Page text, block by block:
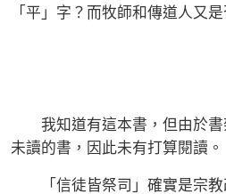
「平」字？而牧師和傳道人又
我知道有這本書，但由於書
未讀的書，因此未有打算閱讀。
「信徒皆祭司」確實是宗教